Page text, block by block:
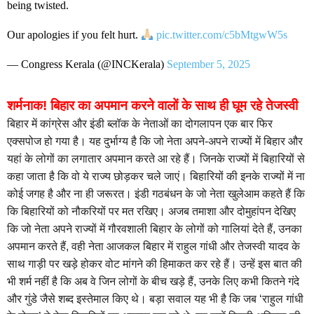
being twisted.
Our apologies if you felt hurt. pic.twitter.com/c5bMtgwW5s
— Congress Kerala (@INCKerala) September 5, 2025
शर्मनाक! बिहार का अपमान करने वालों के साथ ही घूम रहे तेजस्वी
बिहार में कांग्रेस और इंडी ब्लॉक के नेताओं का दोगलापन एक बार फिर
एक्सपोज हो गया है। यह दुर्भाग्य है कि जो नेता अपने-अपने राज्यों में बिहार और
यहां के लोगों का लगातार अपमान करते आ रहे हैं। जिनके राज्यों में बिहारियों से
कहा जाता है कि वो ये राज्य छोड़कर चले जाएं। बिहारियों की इनके राज्यों में ना
कोई जगह है और ना ही जरूरत। इंडी गठबंधन के जो नेता खुलेआम कहते हैं कि
कि बिहारियों को नौकरियों पर मत रखिए। अजब तमाशा और दोमुहांपन देखिए
कि जो नेता अपने राज्यों में गौरवशाली बिहार के लोगों को गालियां देते हैं, उनका
अपमान करते हैं, वही नेता आजकल बिहार में राहुल गांधी और तेजस्वी यादव के
साथ गाड़ी पर खड़े होकर वोट मांगने की हिमाकत कर रहे हैं। उन्हें इस बात की
भी शर्म नहीं है कि अब वे जिन लोगों के बीच खड़े हैं, उनके लिए कभी कितने गंदे
और गुंडे जैसे शब्द इस्तेमाल किए थे। बड़ा सवाल यह भी है कि जब ‘राहुल गांधी